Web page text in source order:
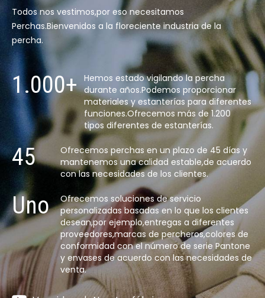
Todos nos vestimos,por eso necesitamos
Perchas.Bienvenidos a la floreciente industria de la
percha.
1.000+ Hemos estado vigilando la percha
durante años.Podemos proporcionar
materiales y estanterías para diferentes
funciones.Ofrecemos más de 1.200
tipos diferentes de estanterías.
45
Ofrecemos perchas en un plazo de 45 días y
mantenemos una calidad estable,de acuerdo
con las necesidades de los clientes.
Uno
Ofrecemos soluciones de servicio
personalizadas basadas en lo que los clientes
desean,por ejemplo,entregas a diferentes
proveedores,marcas de percheros,colores de
conformidad con el número de serie Pantone
y envases de acuerdo con las necesidades de
venta.